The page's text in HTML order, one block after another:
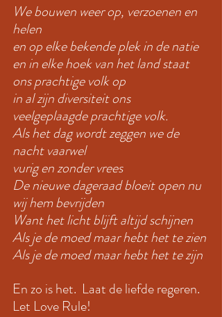
We bouwen weer op, verzoenen en
helen
en op elke bekende plek in de natie
en in elke hoek van het land staat
ons prachtige volk op
in al zijn diversiteit ons
veelgeplaagde prachtige volk.
Als het dag wordt zeggen we de
nacht vaarwel
vurig en zonder vrees
De nieuwe dageraad bloeit open nu
wij hem bevrijden
Want het licht blijft altijd schijnen
Als je de moed maar hebt het te zien
Als je de moed maar hebt het te zijn
En zo is het.  Laat de liefde regeren.
Let Love Rule!